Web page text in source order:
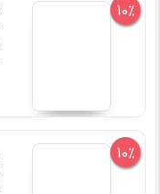
10%
10%